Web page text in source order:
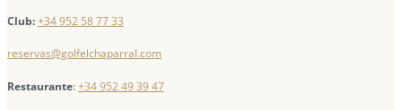
Club:+34 952 58 77 33
reservas@golfelchaparral.com
Restaurante:+34 952 49 39 47